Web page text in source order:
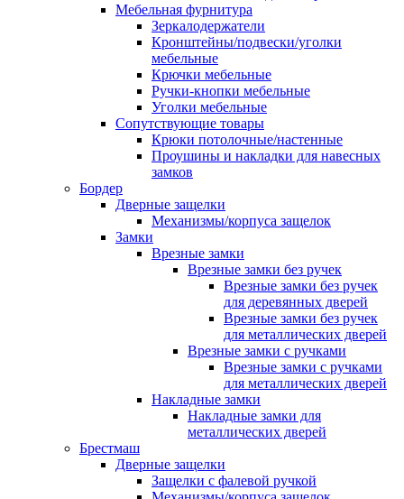
Мебельная фурнитура
Зеркалодержатели
Кронштейны/подвески/уголки
мебельные
Крючки мебельные
Ручки-кнопки мебельные
Уголки мебельные
Сопутствующие товары
Крюки потолочные/настенные
Проушины и накладки для навесных
замков
Бордер
Дверные защелки
Механизмы/корпуса защелок
Замки
Врезные замки
Врезные замки без ручек
Врезные замки без ручек
для деревянных дверей
Врезные замки без ручек
для металлических дверей
Врезные замки с ручками
Врезные замки с ручками
для металлических дверей
Накладные замки
Накладные замки для
металлических дверей
Брестмаш
Дверные защелки
Защелки с фалевой ручкой